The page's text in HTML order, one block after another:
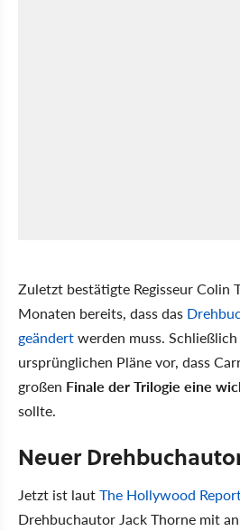
Zuletzt bestätigte Regisseur Colin
Monaten bereits, dass das
geändertwerden muss.
ursprünglichen Pläne vor, dass
großen Finale der Trilogie eine
sollte.
Neuer
Jetzt ist lautThe Hollywood
Drehbuchautor Jack Thorne mit